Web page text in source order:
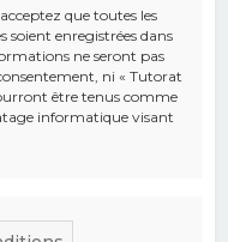
que toutes les
soient enregistrées dans
ne seront pas
ni « Tutorat
être tenus comme
informatique visant